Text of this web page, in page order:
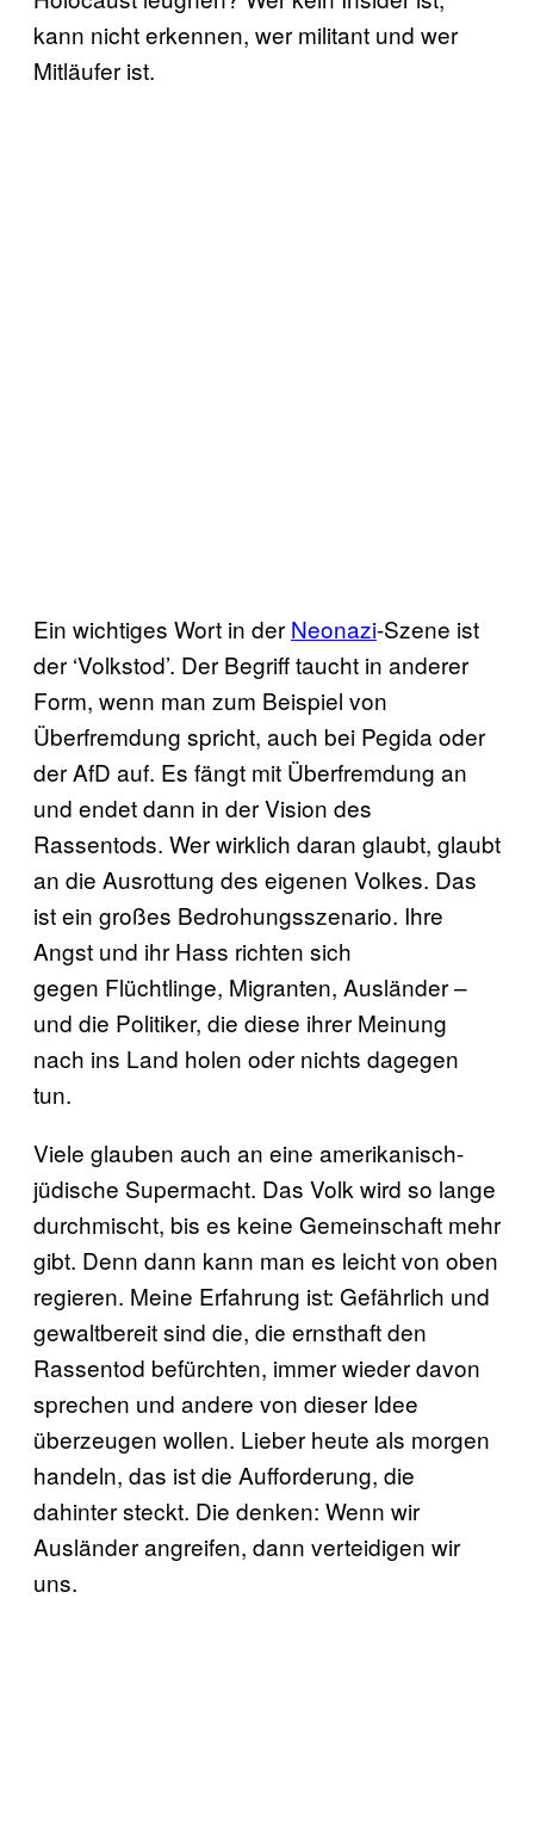
kann nicht erkennen, wer militant und wer
Mitläufer ist.
Ein wichtiges Wort in der Neonazi-Szene ist
der ‘Volkstod’. Der Begriff taucht in anderer
Form, wenn man zum Beispiel von
Überfremdung spricht, auch bei Pegida oder
der AfD auf. Es fängt mit Überfremdung an
und endet dann in der Vision des
Rassentods. Wer wirklich daran glaubt, glaubt
an die Ausrottung des eigenen Volkes. Das
ist ein großes Bedrohungsszenario. Ihre
Angst und ihr Hass richten sich
gegen Flüchtlinge, Migranten, Ausländer –
und die Politiker, die diese ihrer Meinung
nach ins Land holen oder nichts dagegen
tun.
Viele glauben auch an eine amerikanisch-
jüdische Supermacht. Das Volk wird so lange
durchmischt, bis es keine Gemeinschaft mehr
gibt. Denn dann kann man es leicht von oben
regieren. Meine Erfahrung ist: Gefährlich und
gewaltbereit sind die, die ernsthaft den
Rassentod befürchten, immer wieder davon
sprechen und andere von dieser Idee
überzeugen wollen. Lieber heute als morgen
handeln, das ist die Aufforderung, die
dahinter steckt. Die denken: Wenn wir
Ausländer angreifen, dann verteidigen wir
uns.